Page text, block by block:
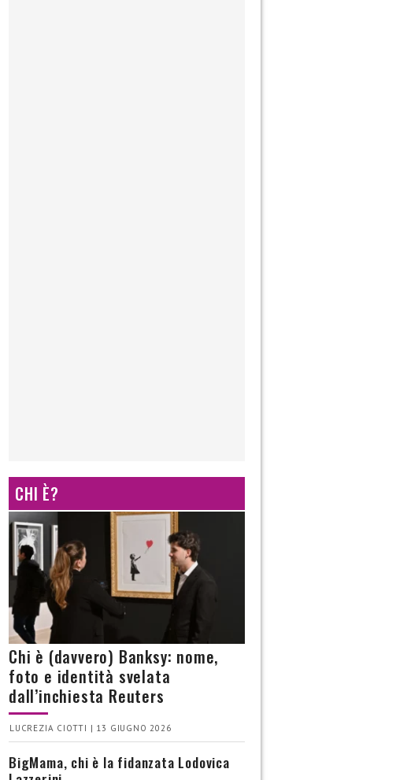
CHI È?
Chi è (davvero) Banksy: nome,
foto e identità svelata
dall’inchiesta Reuters
LUCREZIA CIOTTI | 13 GIUGNO 2026
BigMama, chi è la fidanzata Lodovica